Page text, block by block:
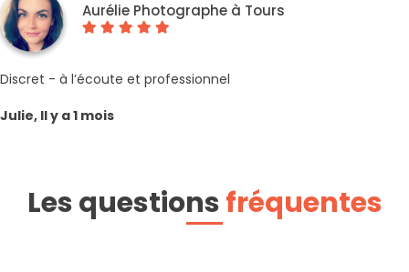
Aurélie Photographe à Tours
Discret - à l’écoute et professionnel
Julie, Il y a 1 mois
Les questionsfréquentes